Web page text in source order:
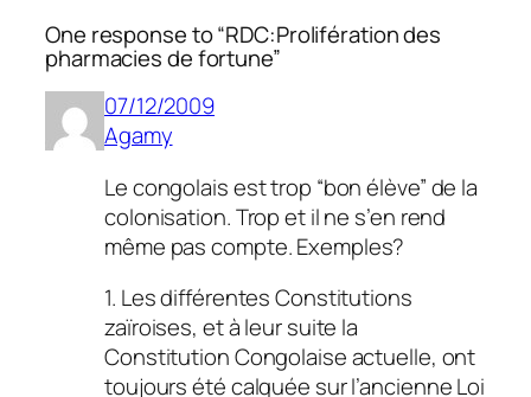
One response to “RDC:Prolifération des
pharmacies de fortune”
07/12/2009
Agamy
Le congolais est trop “bon élève” de la
colonisation. Trop et il ne s’en rend
même pas compte. Exemples?
1. Les différentes Constitutions
zaïroises, et à leur suite la
Constitution Congolaise actuelle, ont
toujours été calquée sur l’ancienne Loi